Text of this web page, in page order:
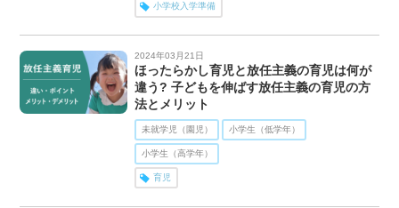
小学校入学準備
2024年03月21日
ほったらかし育児と放任主義の育児は何が
違う? 子どもを伸ばす放任主義の育児の方
法とメリット
未就学児（園児） 小学生（低学年）
小学生（高学年）
育児